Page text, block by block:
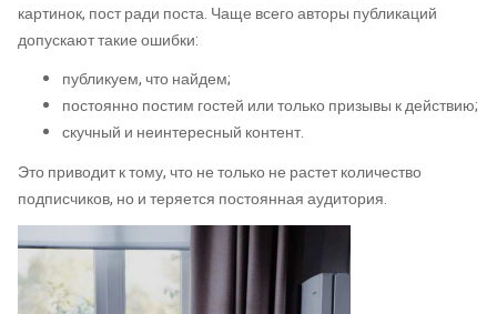
картинок, пост ради поста. Чаще всего авторы публикаций
допускают такие ошибки:
публикуем, что найдем;
постоянно постим гостей или только призывы к действию;
скучный и неинтересный контент.
Это приводит к тому, что не только не растет количество
подписчиков, но и теряется постоянная аудитория.